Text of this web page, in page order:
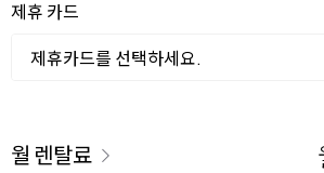
제휴 카드
제휴카드를 선택하세요.
이용 요금
월 렌탈료